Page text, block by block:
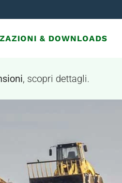
& DOWNLOADS
, scopri dettagli.